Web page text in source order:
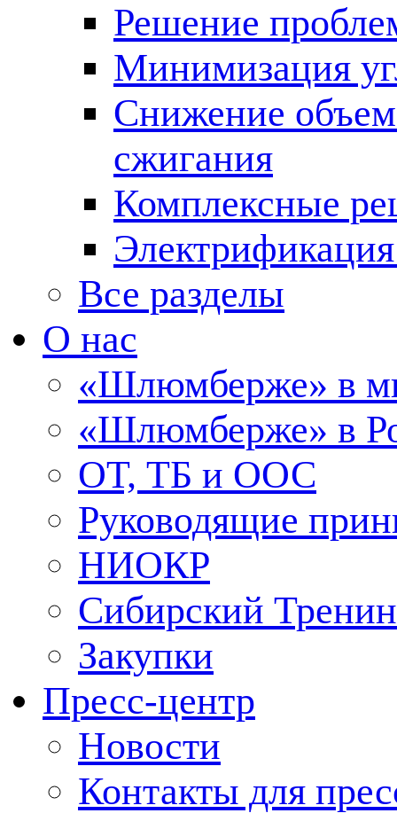
Решение
Минимизация
Снижение
сжигания
Комплексные
Все разделы
О нас
«Шлюмберже» в
«Шлюмберже» в
ОТ, ТБ и ООС
Руководящие
НИОКР
Сибирский
Закупки
Пресс-центр
Новости
Контакты для